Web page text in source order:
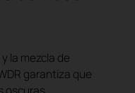
la mezcla de
garantiza que